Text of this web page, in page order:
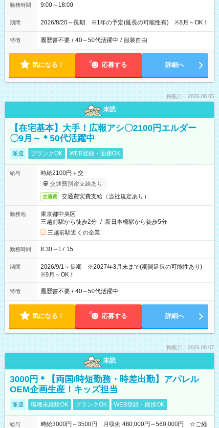
勤務時間 9:00～18:00
期間 2026/8/20～長期 ※1年の予定(延長の可能性有) ※8月～OK！
特徴 履歴書不要 / 40～50代活躍中 / 服装自由
気になる！ 応募する 詳細へ
掲載日：2026.08.05
未読
【在宅基本】大手！広報アシ〇2100円エルダー
〇9月～＊50代活躍中
派遣 ブランクOK WEB登録・面接OK
給与
時給2100円＋交
交通費別途支給あり
交通費 交通費実費支給（当社規定あり）
勤務地
東京都中央区
三越前駅から徒歩2分 / 新日本橋駅から徒歩5分
三越前駅近くの企業
勤務時間 8:30～17:15
期間
2026/9/1～長期 ※2027年3月末まで(期間延長の可能性あり)
※9月～OK！
特徴 履歴書不要 / 40～50代活躍中
気になる！ 応募する 詳細へ
掲載日：2026.08.07
未読
3000円＊【両国/時短勤務・時差出勤】アパレル
OEM企画生産！キッズ担当
派遣 職種未経験OK ブランクOK WEB登録・面接OK
給与
時給3000円～3500円 月収例 480,000円～560,000円 ☆ご経